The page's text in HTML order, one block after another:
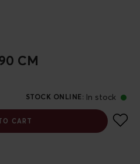
CM
STOCK ONLINE: In stock
CART